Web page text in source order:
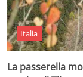
Italia
La passerella